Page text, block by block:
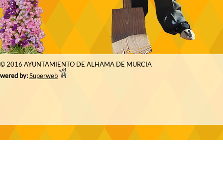
© 2016 AYUNTAMIENTO DE ALHAMA DE MURCIA
by:Superweb